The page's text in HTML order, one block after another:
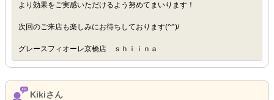
より効果をご実感いただけるよう努めてまいります！
次回のご来店も楽しみにお待ちしております(^^)/
グレースフィオーレ京橋店 ｓｈｉｉｎａ
Kikiさん